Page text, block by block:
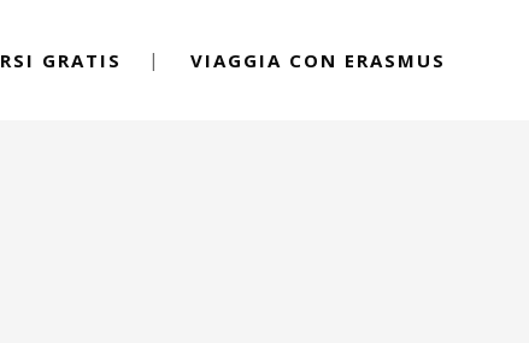
GRATIS VIAGGIA CON ERASMUS